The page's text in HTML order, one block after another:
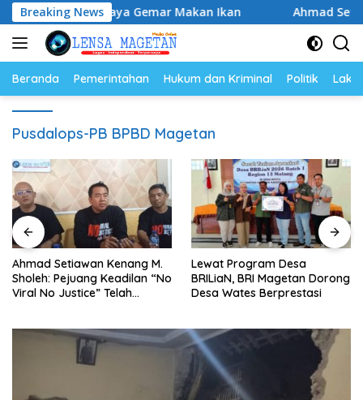
Langsung
ke
konten
Breaking News
Budaya Gemar Makan Ikan Ahmad Setiawan
Beranda Pemerintahan Hukum dan Kriminal Politik
Pusdalops-PB BPBD Magetan
Ahmad Setiawan Kenang M.
Sholeh: Pejuang Keadilan “No
Viral No Justice” Telah
Lewat Program Desa
BRILiaN, BRI Magetan Dorong
Desa Wates Berprestasi